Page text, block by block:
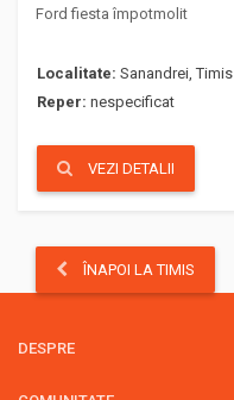
Ford fiesta împotmolit
Localitate: Sanandrei, Timis
Reper: nespecificat
VEZI DETALII
ÎNAPOI LA TIMIS
DESPRE